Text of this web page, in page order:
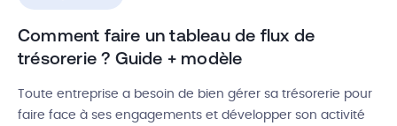
Comment faire un tableau de flux de
trésorerie ? Guide + modèle
Toute entreprise a besoin de bien gérer sa trésorerie pour
faire face à ses engagements et développer son activité